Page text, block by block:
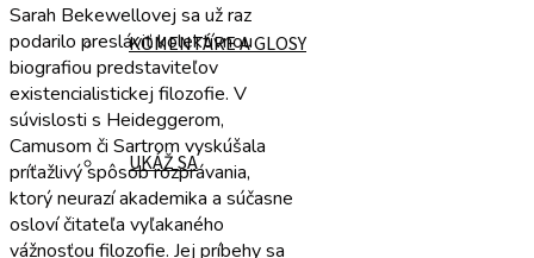
KOMENTÁRE A GLOSY
UKÁŽ SA
Sarah Bekewellovej sa už raz
podarilo presláviť kolektívnou
biografiou predstaviteľov
existencialistickej filozofie. V
súvislosti s Heideggerom,
Camusom či Sartrom vyskúšala
príťažlivý spôsob rozprávania,
ktorý neurazí akademika a súčasne
osloví čitateľa vyľakaného
vážnosťou filozofie. Jej príbehy sa